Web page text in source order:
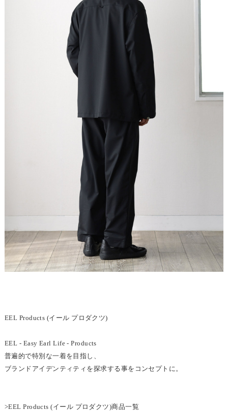
EEL Products (イール プロダクツ)
EEL - Easy Earl Life - Products
普遍的で特別な一着を目指し、
ブランドアイデンティティを探求する事をコンセプトに。
>EEL Products (イール プロダクツ)商品一覧